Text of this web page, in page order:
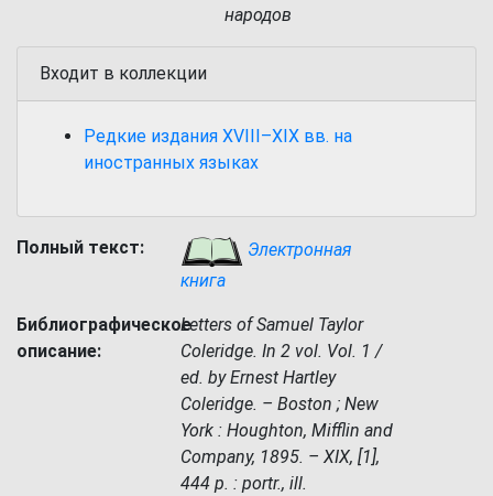
народов
Входит в коллекции
Редкие издания XVIII–XIX вв. на
иностранных языках
Полный текст:
Электронная
книга
Библиографическое
описание:
Letters of Samuel Taylor
Coleridge. In 2 vol. Vol. 1 /
ed. by Ernest Hartley
Coleridge. – Boston ; New
York : Houghton, Mifflin and
Company, 1895. – XIX, [1],
444 p. : portr., ill.